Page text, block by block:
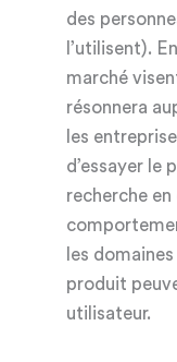
des
l’utilisent).
marché
résonnera
les
d’essayer le
recherche
les
produit
utilisateur.